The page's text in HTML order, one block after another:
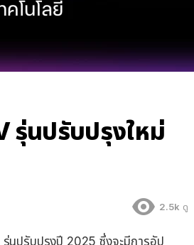
รุ่นปรับปรุงใหม่
2.5k ดู
นปรับปรุงปี 2025 ซึ่งจะมีการอัป